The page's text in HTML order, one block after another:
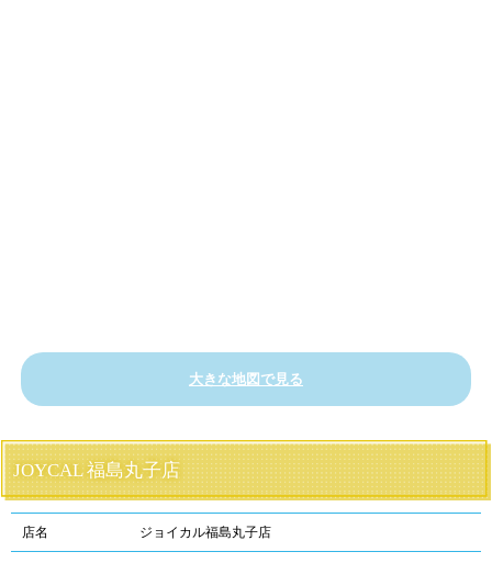
大きな地図で見る
JOYCAL 福島丸子店
店名 ジョイカル福島丸子店